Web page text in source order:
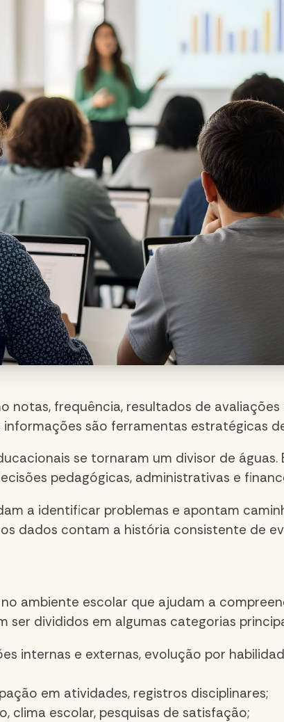
notas, frequência, resultados de
são ferramentas estratégicas
se tornaram um divisor de águas.
pedagógicas, administrativas e
a identificar problemas e apontam
dados contam a história consistente de
ambiente escolar que ajudam a
ser divididos em algumas categorias
internas e externas, evolução por
em atividades, registros disciplinares;
clima escolar, pesquisas de satisfação;